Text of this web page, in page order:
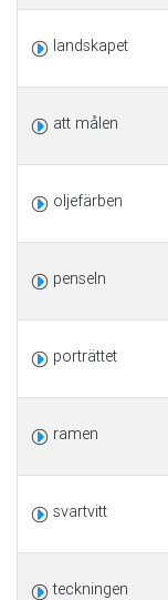
landskapet
att målen
oljefärben
penseln
porträttet
ramen
svartvitt
teckningen